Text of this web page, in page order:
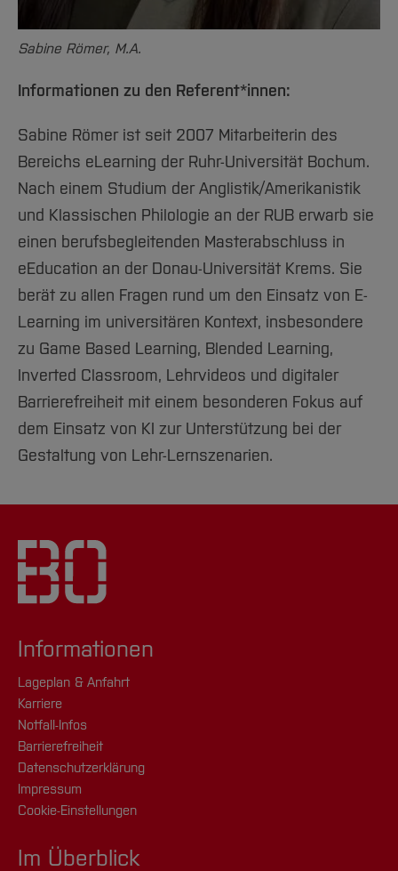
Sabine Römer, M.A.
Informationen zu den Referent*innen:
Sabine Römer ist seit 2007 Mitarbeiterin des
Bereichs eLearning der Ruhr-Universität Bochum.
Nach einem Studium der Anglistik/Amerikanistik
und Klassischen Philologie an der RUB erwarb sie
einen berufsbegleitenden Masterabschluss in
eEducation an der Donau-Universität Krems. Sie
berät zu allen Fragen rund um den Einsatz von E-
Learning im universitären Kontext, insbesondere
zu Game Based Learning, Blended Learning,
Inverted Classroom, Lehrvideos und digitaler
Barrierefreiheit mit einem besonderen Fokus auf
dem Einsatz von KI zur Unterstützung bei der
Gestaltung von Lehr-Lernszenarien.
Informationen
Lageplan & Anfahrt
Karriere
Notfall-Infos
Barrierefreiheit
Datenschutzerklärung
Impressum
Cookie-Einstellungen
Im Überblick